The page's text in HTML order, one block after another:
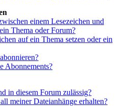
einem Lesezeichen und
Thema oder Forum?
auf ein Thema setzen oder ein
Abonnements?
in diesem Forum zulässig?
meiner Dateianhänge erhalten?